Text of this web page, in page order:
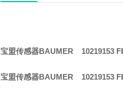
宝盟传感器BAUMER 10219153
宝盟传感器BAUMER 10219153